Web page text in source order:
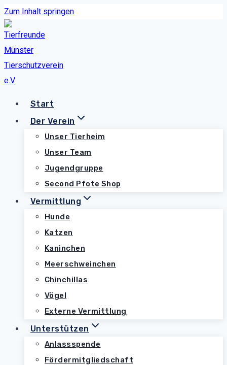
Zum Inhalt springen
Start
Der Verein
Unser Tierheim
Unser Team
Jugendgruppe
Second Pfote Shop
Vermittlung
Hunde
Katzen
Kaninchen
Meerschweinchen
Chinchillas
Vögel
Externe Vermittlung
Unterstützen
Anlassspende
Fördermitgliedschaft